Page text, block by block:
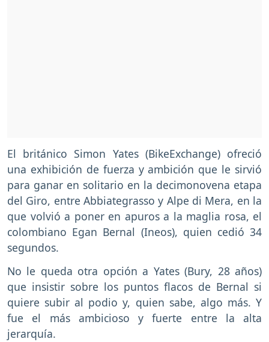
El británico Simon Yates (BikeExchange) ofreció
una exhibición de fuerza y ambición que le sirvió
para ganar en solitario en la decimonovena etapa
del Giro, entre Abbiategrasso y Alpe di Mera, en la
que volvió a poner en apuros a la maglia rosa, el
colombiano Egan Bernal (Ineos), quien cedió 34
segundos.
No le queda otra opción a Yates (Bury, 28 años)
que insistir sobre los puntos flacos de Bernal si
quiere subir al podio y, quien sabe, algo más. Y
fue el más ambicioso y fuerte entre la alta
jerarquía.